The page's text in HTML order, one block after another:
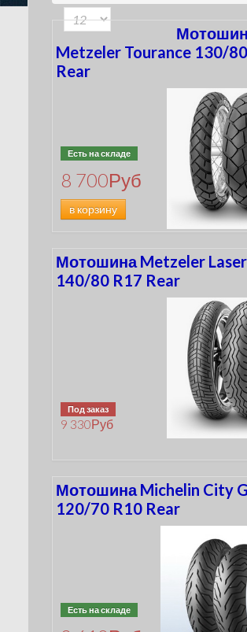
180(116)
190(134)
200 (50)
210(5)
300(2)
MT90(2)
MU85(4)
100(33)
Metzeler Tourance 130/
Rear
Есть на складе
8 700Руб
в корзину
Мотошина Metzeler
140/80 R17 Rear
Под заказ
9 330Руб
Мотошина Michelin City
120/70 R10 Rear
Есть на складе